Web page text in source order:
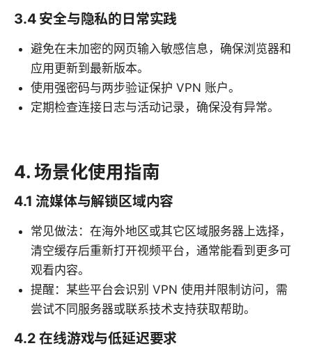
3.4 安全与隐私的日常实践
避免在未加密的网页输入敏感信息，确保浏览器和
应用更新到最新版本。
使用强密码与两步验证保护 VPN 账户。
定期检查连接日志与活动记录，确保没有异常。
4. 场景化使用指南
4.1 流媒体与解锁区域内容
常见做法：在海外地区或其它区域服务器上选择，
清空缓存后重新打开视频平台，通常能看到更多可
观看内容。
提醒：某些平台会识别 VPN 使用并限制访问，需
尝试不同服务器或联系技术支持获取帮助。
4.2 在线游戏与低延迟要求